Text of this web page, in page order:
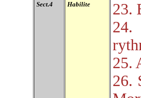
Sect.4 Habilite
23.
24.
25.
26.